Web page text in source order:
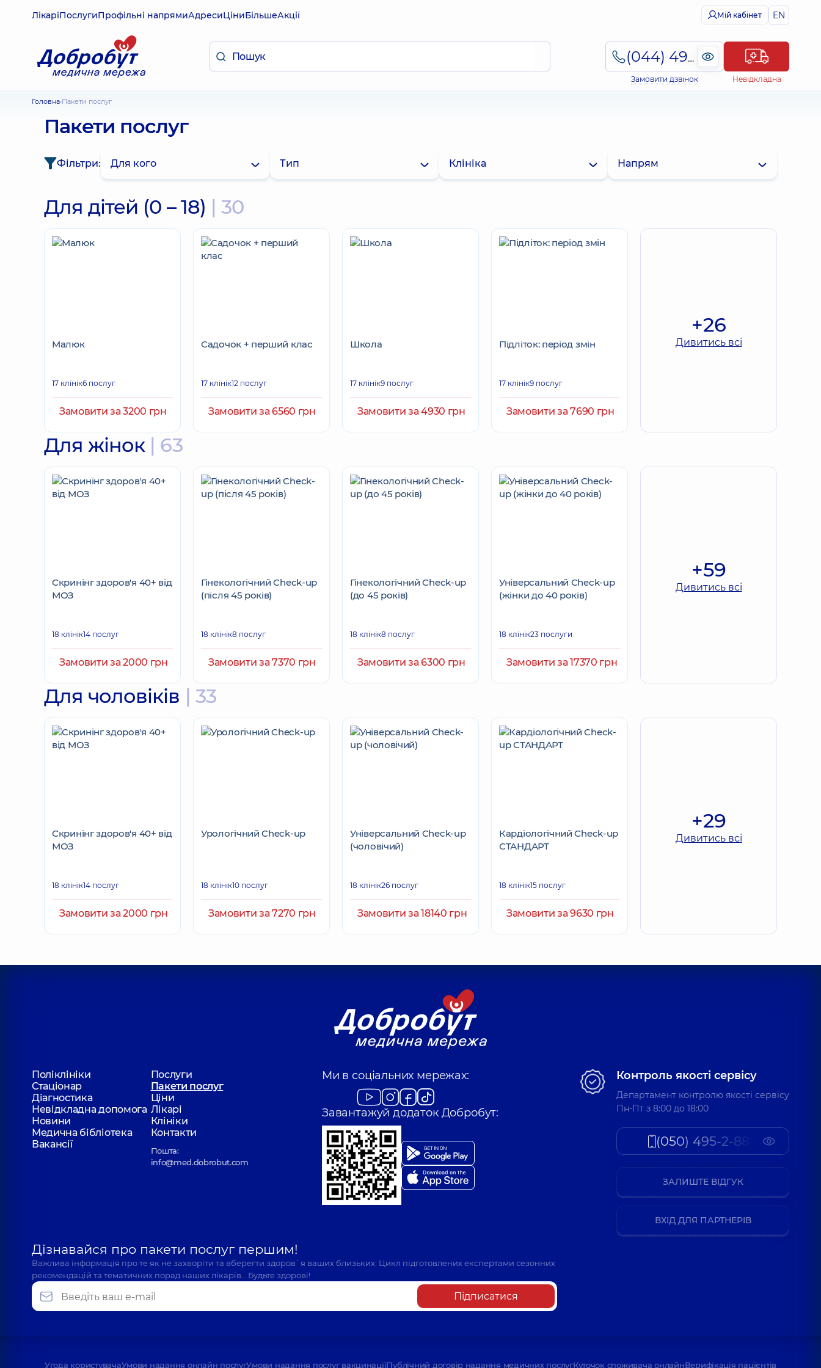
ЛікаріПослугиПрофільні напрямиАдресиЦіниБільшеАкції Мій кабінет EN
(044) 495-2-888
Замовити дзвінок Невідкладна
Головна Пакети послуг
Пакети послуг
Фільтри: Для кого Тип Клініка Напрям
Для дітей (0 – 18) | 30
Малюк
17 клінік6 послуг
Замовити за 3200 грн
Садочок + перший клас
17 клінік12 послуг
Замовити за 6560 грн
Школа
17 клінік9 послуг
Замовити за 4930 грн
Підліток: період змін
17 клінік9 послуг
Замовити за 7690 грн
+26
Дивитись всі
Для жінок | 63
Скринінг здоров'я 40+ від
МОЗ
18 клінік14 послуг
Замовити за 2000 грн
Гінекологічний Check-up
(після 45 років)
18 клінік8 послуг
Замовити за 7370 грн
Гінекологічний Check-up
(до 45 років)
18 клінік8 послуг
Замовити за 6300 грн
Універсальний Check-up
(жінки до 40 років)
18 клінік23 послуги
Замовити за 17370 грн
+59
Дивитись всі
Для чоловіків | 33
Скринінг здоров'я 40+ від
МОЗ
18 клінік14 послуг
Замовити за 2000 грн
Урологічний Check-up
18 клінік10 послуг
Замовити за 7270 грн
Універсальний Check-up
(чоловічий)
18 клінік26 послуг
Замовити за 18140 грн
Кардіологічний Check-up
СТАНДАРТ
18 клінік15 послуг
Замовити за 9630 грн
+29
Дивитись всі
Поліклініки
Послуги
Стаціонар
Пакети послуг
Діагностика
Ціни
Невідкладна допомога Лікарі
Новини
Клініки
Медична бібліотека
Контакти
Вакансії
Пошта:
info@med.dobrobut.com
Ми в соціальних мережах:
Завантажуй додаток Добробут:
Дізнавайся про пакети послуг першим!
Важлива інформація про те як не захворіти та вберегти здоров`я ваших близьких. Цикл підготовлених експертами сезонних
рекомендацій та тематичних порад наших лікарів… Будьте здорові!
Підписатися
Контроль якості сервісу
Департамент контролю якості сервісу
Пн-Пт з 8:00 до 18:00
(050) 495-2-888
ЗАЛИШТЕ ВІДГУК
ВХІД ДЛЯ ПАРТНЕРІВ
Угода користувачаУмови надання онлайн послугУмови надання послуг вакцинаціїПублічний договір надання медичних послугКуточок споживача онлайнВерифікація пацієнтів